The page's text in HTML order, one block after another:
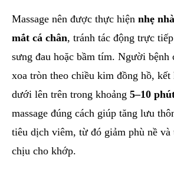
Massage nên được thực hiện nhẹ
mắt cá chân, tránh tác động trực
sưng đau hoặc bầm tím. Người bệnh
xoa tròn theo chiều kim đồng hồ,
dưới lên trên trong khoảng 5–10
massage đúng cách giúp tăng lưu
tiêu dịch viêm, từ đó giảm phù nề và
chịu cho khớp.